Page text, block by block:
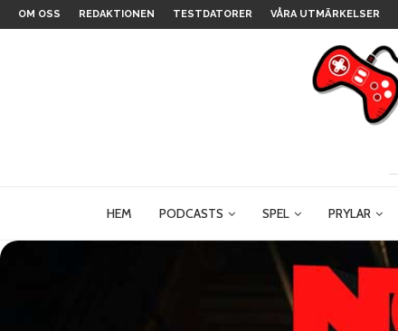
OM OSS REDAKTIONEN TESTDATORER VÅRA UTMÄRKELSER
HEM PODCASTS SPEL PRYLAR